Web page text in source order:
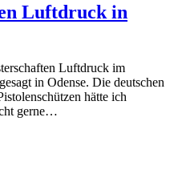
Luftdruck in
Luftdruck im
in Odense. Die deutschen
hätte ich
gerne…